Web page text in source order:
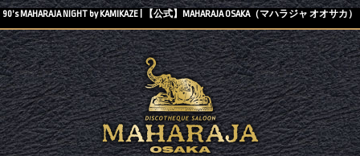
90’s MAHARAJA NIGHT by KAMIKAZE | 【公式】MAHARAJA OSAKA（マハラジャ オオサカ）